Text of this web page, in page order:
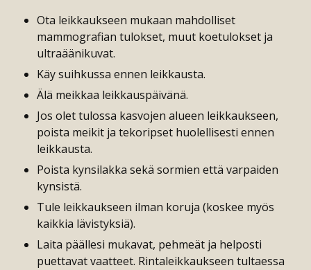
Ota leikkaukseen mukaan mahdolliset
mammografian tulokset, muut koetulokset ja
ultraäänikuvat.
Käy suihkussa ennen leikkausta.
Älä meikkaa leikkauspäivänä.
Jos olet tulossa kasvojen alueen leikkaukseen,
poista meikit ja tekoripset huolellisesti ennen
leikkausta.
Poista kynsilakka sekä sormien että varpaiden
kynsistä.
Tule leikkaukseen ilman koruja (koskee myös
kaikkia lävistyksiä).
Laita päällesi mukavat, pehmeät ja helposti
puettavat vaatteet. Rintaleikkaukseen tultaessa